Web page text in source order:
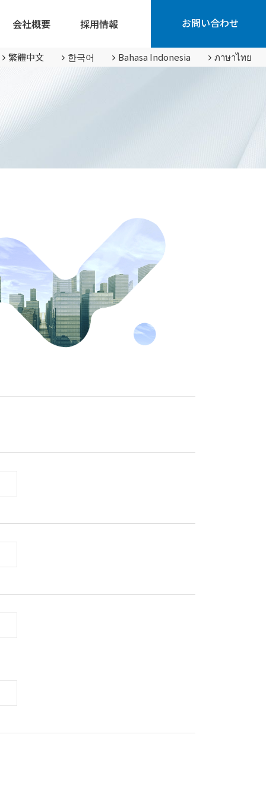
繁體中文 한국어 Bahasa Indonesia ภาษาไทย
サー業界
器
いて 磁気計測機器について
会社概要
SDGsに向けた取り組み
採用情報 お問い合わせ